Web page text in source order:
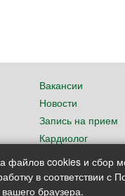
Вакансии
Новости
Запись на прием
Кардиолог
Невролог
файлов cookies и
в соответствии
браузера.